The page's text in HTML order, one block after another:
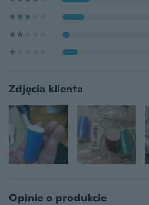
Zdjęcia klienta
Opinie o produkcie